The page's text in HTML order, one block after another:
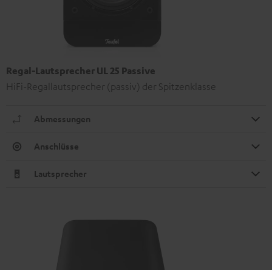
Regal-Lautsprecher UL 25 Passive
HiFi-Regallautsprecher (passiv) der Spitzenklasse
Abmessungen
Anschlüsse
Lautsprecher